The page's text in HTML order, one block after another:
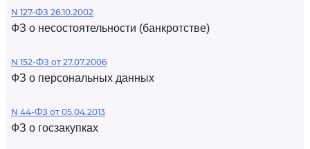
N 127-ФЗ 26.10.2002
ФЗ о несостоятельности (банкротстве)
N 152-ФЗ от 27.07.2006
ФЗ о персональных данных
N 44-ФЗ от 05.04.2013
ФЗ о госзакупках